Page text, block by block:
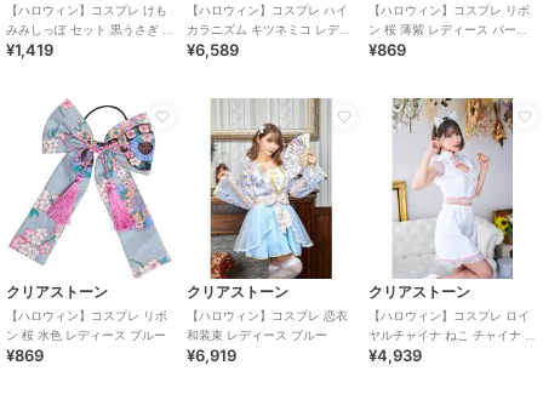
【ハロウィン】コスプレ けも
みみしっぽ セット 黒うさぎ ユ
ニセックス ブラック
¥1,419
【ハロウィン】コスプレ ハイ
カラニズム キツネミコ レディ
ース レッド
¥6,589
【ハロウィン】コスプレ リボ
ン 桜 薄紫 レディース パープ
ル
¥869
クリアストーン
【ハロウィン】コスプレ リボ
ン 桜 水色 レディース ブルー
¥869
クリアストーン
【ハロウィン】コスプレ 恋衣
和装束 レディース ブルー
¥6,919
クリアストーン
【ハロウィン】コスプレ ロイ
ヤルチャイナ ねこ チャイナ ス
イート レディース ホワイト
¥4,939